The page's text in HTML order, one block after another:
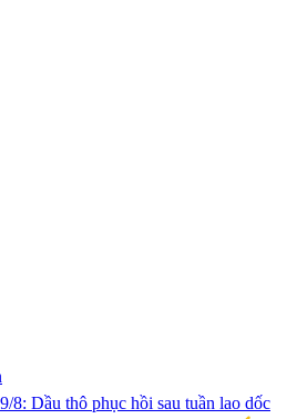
8: Dầu thô phục hồi sau tuần lao dốc